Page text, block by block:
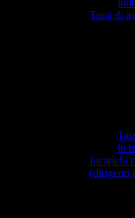
Tassi di
in
Incarichi
(dirigenti